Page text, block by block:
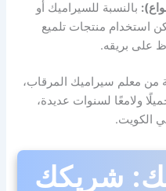
بالنسبة للسيراميك أو
استخدام منتجات تلميع
على بريقه.
من معلم سيراميك المرقاب،
ولامعًا لسنوات عديدة،
الكويت.
شريكك